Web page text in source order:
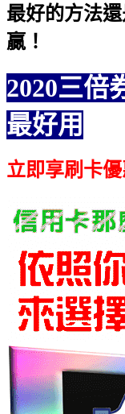
最好的方法
贏！
2020三倍
最好用
立即享刷卡